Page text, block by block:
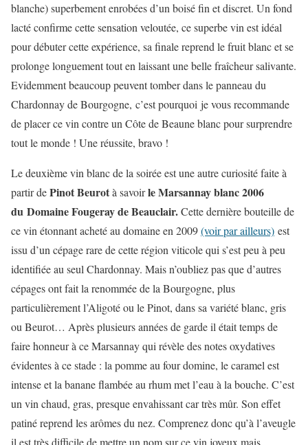
blanche) superbement enrobées d’un boisé fin et discret. Un fond
lacté confirme cette sensation veloutée, ce superbe vin est idéal
pour débuter cette expérience, sa finale reprend le fruit blanc et se
prolonge longuement tout en laissant une belle fraîcheur salivante.
Evidemment beaucoup peuvent tomber dans le panneau du
Chardonnay de Bourgogne, c’est pourquoi je vous recommande
de placer ce vin contre un Côte de Beaune blanc pour surprendre
tout le monde ! Une réussite, bravo !
Le deuxième vin blanc de la soirée est une autre curiosité faite à
partir dePinot Beurotà savoirle Marsannay blanc 2006
du Domaine Fougeray de Beauclair.Cette dernière bouteille de
ce vin étonnant acheté au domaine en 2009(voir par ailleurs) est
issu d’un cépage rare de cette région viticole qui s’est peu à peu
identifiée au seul Chardonnay. Mais n’oubliez pas que d’autres
cépages ont fait la renommée de la Bourgogne, plus
particulièrement l’Aligoté ou le Pinot, dans sa variété blanc, gris
ou Beurot… Après plusieurs années de garde il était temps de
faire honneur à ce Marsannay qui révèle des notes oxydatives
évidentes à ce stade : la pomme au four domine, le caramel est
intense et la banane flambée au rhum met l’eau à la bouche. C’est
un vin chaud, gras, presque envahissant car très mûr. Son effet
patiné reprend les arômes du nez. Comprenez donc qu’à l’aveugle
il est très difficile de mettre un nom sur ce vin joyeux mais